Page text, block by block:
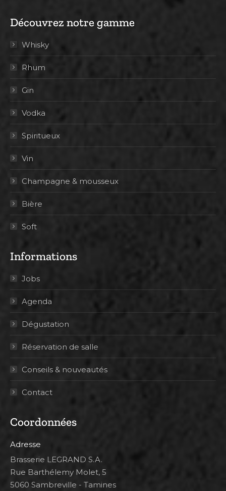
Découvrez notre gamme
Whisky
Rhum
Gin
Vodka
Spiritueux
Vin
Champagne & mousseux
Bière
Soft
Informations
Jobs
Agenda
Dégustation
Réservation de salle
Conseils & nouveautés
Contact
Coordonnées
Adresse
Brasserie LEGRAND S.A.
Rue Barthélemy Molet, 5
5060 Sambreville - Tamines